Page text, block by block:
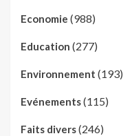
Economie (988)
Education (277)
Environnement (193)
Evénements(115)
Faits divers(246)